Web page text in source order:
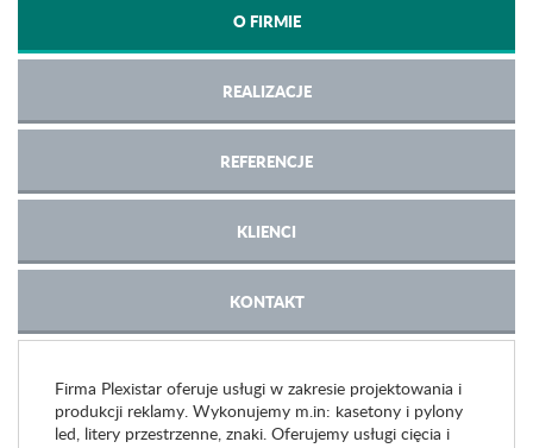
O FIRMIE
REALIZACJE
REFERENCJE
KLIENCI
KONTAKT
Firma Plexistar oferuje usługi w zakresie projektowania i
produkcji reklamy. Wykonujemy m.in: kasetony i pylony
led, litery przestrzenne, znaki. Oferujemy usługi cięcia i